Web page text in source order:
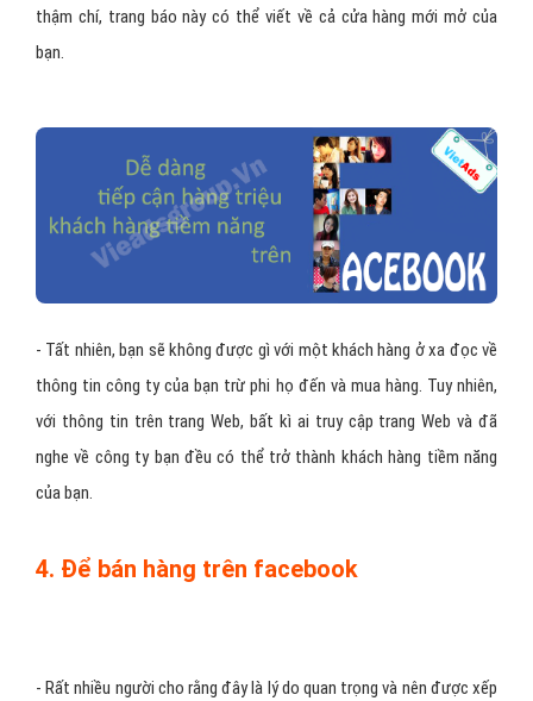
thậm chí, trang báo này có thể viết về cả cửa hàng mới mở của
bạn.
- Tất nhiên, bạn sẽ không được gì với một khách hàng ở xa đọc về
thông tin công ty của bạn trừ phi họ đến và mua hàng. Tuy nhiên,
với thông tin trên trang Web, bất kì ai truy cập trang Web và đã
nghe về công ty bạn đều có thể trở thành khách hàng tiềm năng
của bạn.
4. Để bán hàng trên facebook
- Rất nhiều người cho rằng đây là lý do quan trọng và nên được xếp